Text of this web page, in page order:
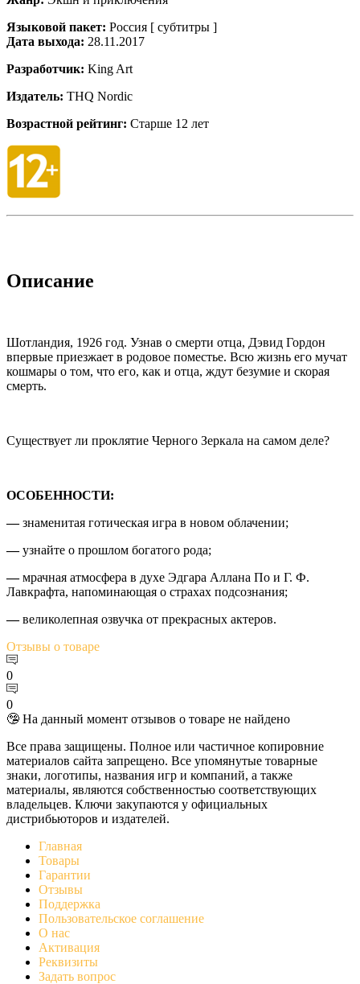
Языковой пакет: Россия [ субтитры ]
Дата выхода: 28.11.2017
Разработчик: King Art
Издатель: THQ Nordic
Возрастной рейтинг: Старше 12 лет
Описание
Шотландия, 1926 год. Узнав о смерти отца, Дэвид Гордон
впервые приезжает в родовое поместье. Всю жизнь его мучат
кошмары о том, что его, как и отца, ждут безумие и скорая
смерть.
Существует ли проклятие Черного Зеркала на самом деле?
ОСОБЕННОСТИ:
—знаменитая готическая игра в новом облачении;
—узнайте о прошлом богатого рода;
—мрачная атмосфера в духе Эдгара Аллана По и Г. Ф.
Лавкрафта, напоминающая о страхах подсознания;
—великолепная озвучка от прекрасных актеров.
Отзывы о товаре
0
0
🤥 На данный момент отзывов о товаре не найдено
Все права защищены. Полное или частичное копировние
материалов сайта запрещено. Все упомянутые товарные
знаки, логотипы, названия игр и компаний, а также
материалы, являются собственностью соответствующих
владельцев. Ключи закупаются у официальных
дистрибьюторов и издателей.
Главная
Товары
Гарантии
Отзывы
Поддержка
Пользовательское соглашение
О нас
Активация
Реквизиты
Задать вопрос